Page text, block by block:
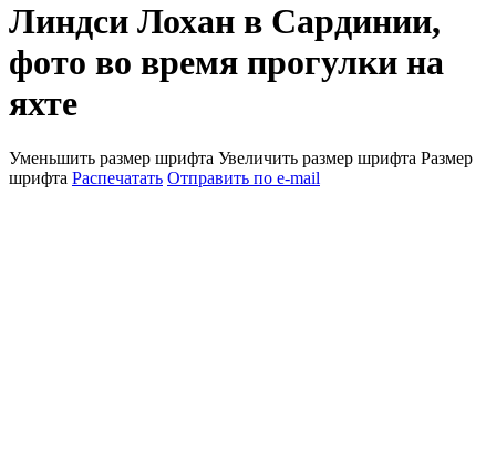
Линдси Лохан в Сардинии,
фото во время прогулки на
яхте
Уменьшить размер шрифта Увеличить размер шрифта Размер
шрифта Распечатать Отправить по e-mail